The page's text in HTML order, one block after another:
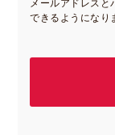
メールアドレスと
できるようになり